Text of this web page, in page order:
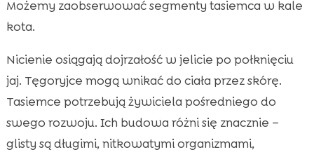
Możemy zaobserwować segmenty tasiemca w kale
kota.
Nicienie osiągają dojrzałość w jelicie po połknięciu
jaj. Tęgoryjce mogą wnikać do ciała przez skórę.
Tasiemce potrzebują żywiciela pośredniego do
swego rozwoju. Ich budowa różni się znacznie –
glisty są długimi, nitkowatymi organizmami,